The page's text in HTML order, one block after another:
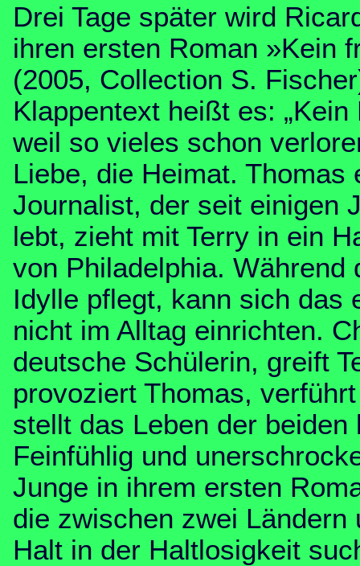
Drei Tage später wird
ihren ersten Roman »Kein
(2005, Collection S.
Klappentext heißt es:
weil so vieles schon
Liebe, die Heimat. Thomas
Journalist, der seit einigen
lebt, zieht mit Terry in ein
von Philadelphia. Während
Idylle pflegt, kann sich das
nicht im Alltag einrichten.
deutsche Schülerin, greift
provoziert Thomas,
stellt das Leben der beiden
Feinfühlig und
Junge in ihrem ersten
die zwischen zwei Ländern
Halt in der Haltlosigkeit